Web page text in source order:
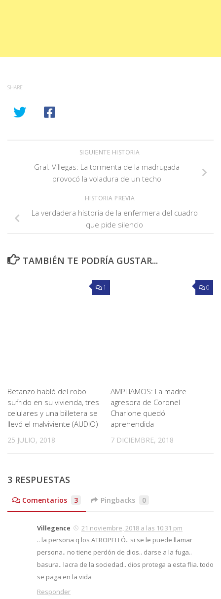
SHARE
SIGUIENTE HISTORIA
Gral. Villegas: La tormenta de la madrugada
provocó la voladura de un techo
HISTORIA PREVIA
La verdadera historia de la enfermera del cuadro
que pide silencio
TAMBIÉN TE PODRÍA GUSTAR...
1
Betanzo habló del robo
sufrido en su vivienda, tres
celulares y una billetera se
llevó el malviviente (AUDIO)
25 JULIO, 2018
0
AMPLIAMOS: La madre
agresora de Coronel
Charlone quedó
aprehendida
7 DICIEMBRE, 2018
3 RESPUESTAS
Comentarios 3 Pingbacks 0
Villegence
21 noviembre, 2018 a las 10:31 pm
.. la persona q los ATROPELLÓ.. si se le puede llamar
persona.. no tiene perdón de dios.. darse a la fuga..
basura.. lacra de la sociedad.. dios protega a esta flia. todo
se paga en la vida
Responder